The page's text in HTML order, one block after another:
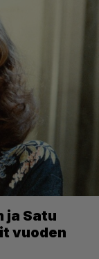
ja Satu
vuoden